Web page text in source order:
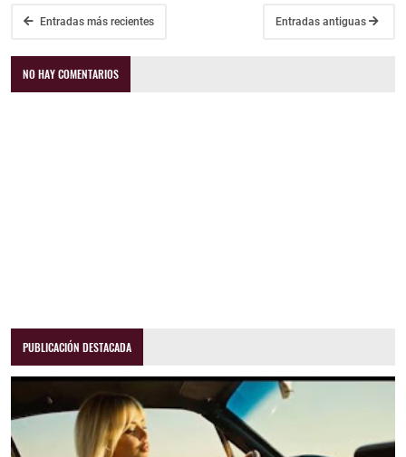
Entradas más recientes Entradas antiguas
NO HAY COMENTARIOS
PUBLICACIÓN DESTACADA